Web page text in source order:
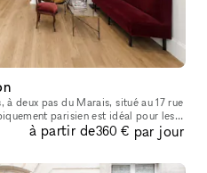
deux pas du Marais, situé au 17 rue
parisien est idéal pour les
pop-ups et événe
à partir de360 € par jour